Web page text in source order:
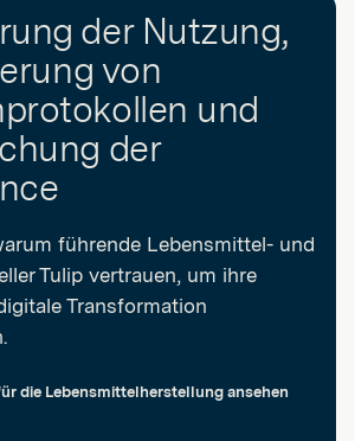
der Nutzung,
von
und
der
führende Lebensmittel- und
Tulip vertrauen, um ihre
Transformation
die Lebensmittelherstellung ansehen